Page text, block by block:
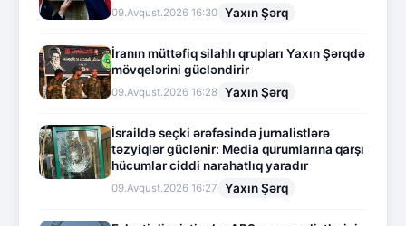
09.Avqust.2026 16:30 Yaxın Şərq
İranın müttəfiq silahlı qrupları Yaxın Şərqdə
mövqelərini gücləndirir
09.Avqust.2026 16:28 Yaxın Şərq
İsraildə seçki ərəfəsində jurnalistlərə
təzyiqlər güclənir: Media qurumlarına qarşı
hücumlar ciddi narahatlıq yaradır
09.Avqust.2026 16:27 Yaxın Şərq